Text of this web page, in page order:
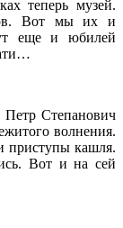
теперь музей.
Вот мы их и
еще и юбилей
Петр Степанович
волнения.
приступы кашля.
Вот и на сей